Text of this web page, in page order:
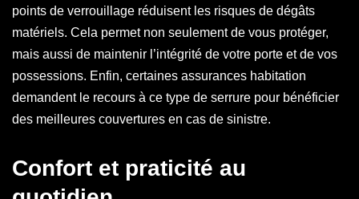
points de verrouillage réduisent les risques de dégâts
matériels. Cela permet non seulement de vous protéger,
mais aussi de maintenir l’intégrité de votre porte et de vos
possessions. Enfin, certaines assurances habitation
demandent le recours à ce type de serrure pour bénéficier
des meilleures couvertures en cas de sinistre.
Confort et praticité au